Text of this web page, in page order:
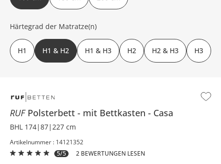
RUF Polsterbett mit Bettkasten Casa
BHL 174|87|227 cm
Artikelnummer : 14121352
5/5
2 BEWERTUNGEN LESEN
Härtegrad der Matratze(n)
H1 H1 & H2 H1 & H3 H2 H2 & H3 H3